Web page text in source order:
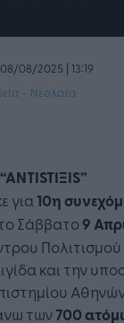
08/08/2025 | 13:19
- Νεολαία
για10η
Σάββατο 9
Πολιτισμού
και την
των700